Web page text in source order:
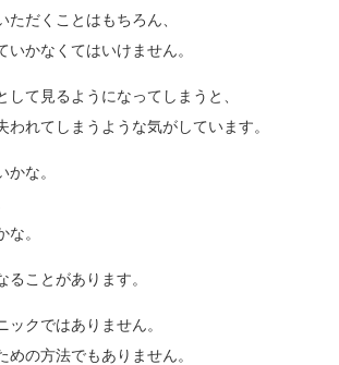
ただくことはもちろん、
いかなくてはいけません。
して見るようになってしまうと、
われてしまうような気がしています。
かな。
な。
ることがあります。
ックではありません。
めの方法でもありません。